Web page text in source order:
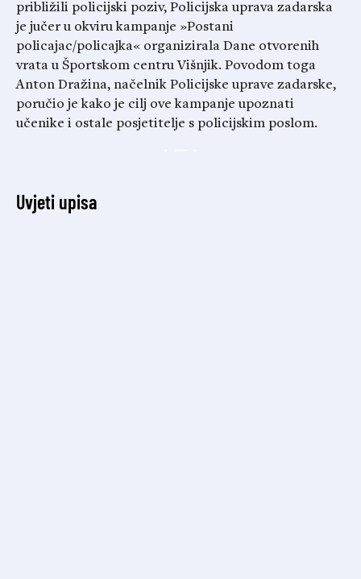
približili policijski poziv, Policijska uprava zadarska
je jučer u okviru kampanje »Postani
policajac/policajka« organizirala Dane otvorenih
vrata u Športskom centru Višnjik. Povodom toga
Anton Dražina, načelnik Policijske uprave zadarske,
poručio je kako je cilj ove kampanje upoznati
učenike i ostale posjetitelje s policijskim poslom.
Uvjeti upisa